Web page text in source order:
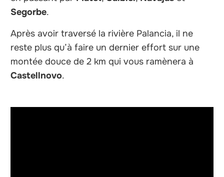
Segorbe.
Après avoir traversé la rivière Palancia, il ne
reste plus qu’à faire un dernier effort sur une
montée douce de 2 km qui vous ramènera à
Castellnovo.